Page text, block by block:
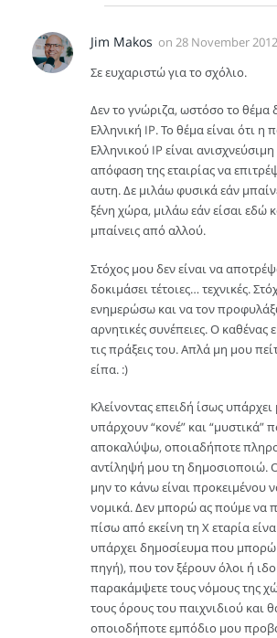
Jim Makos on 28 November
Σε ευχαριστώ για το σχόλιο.
Δεν το γνώριζα, ωστόσο το θέμα
Ελληνική IP. Το θέμα είναι ότι
Ελληνικού IP είναι ανισχνεύσιμη
απόφαση της εταιρίας να
αυτη. Δε μιλάω φυσικά εάν
ξένη χώρα, μιλάω εάν είσαι εδώ
μπαίνεις από αλλού.
Στόχος μου δεν είναι να
δοκιμάσει τέτοιες… τεχνικές.
ενημερώσω και να τον
αρνητικές συνέπειες. Ο καθένας
τις πράξεις του. Απλά μη μου
είπα. :)
Κλείνοντας επειδή ίσως
υπάρχουν “κονέ” και “μυστικά”
αποκαλύψω, οποιαδήποτε
αντίληψή μου τη δημοσιοποιώ.
μην το κάνω είναι προκειμένου
νομικά. Δεν μπορώ ας πούμε να
πίσω από εκείνη τη Χ εταρία
υπάρχει δημοσίευμα που
πηγή), που τον ξέρουν όλοι ή
παρακάμψετε τους νόμους της
τους όρους του παιχνιδιού και
οποιοδήποτε εμπόδιο μου